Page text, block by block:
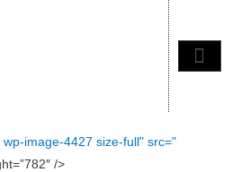
image-4427 size-full" src="
/>